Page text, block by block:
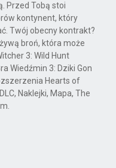
of the Hawk
Przed Tobą stoi
kontynent, który
Twój obecny kontrakt?
broń, która może
3: Wild Hunt
Wiedźmin 3: Dziki Gon
Hearts of
Naklejki, Mapa, The